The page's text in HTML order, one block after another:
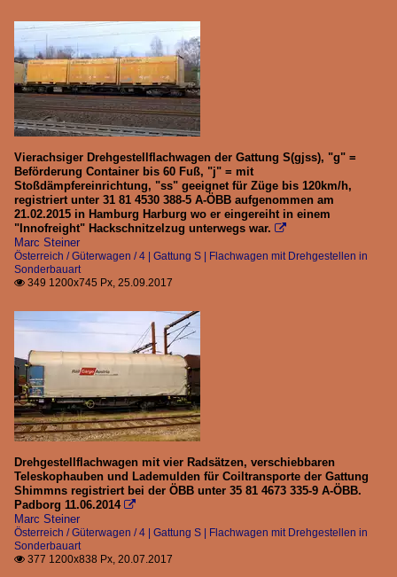
Vierachsiger Drehgestellflachwagen der Gattung S(gjss), "g" =
Beförderung Container bis 60 Fuß, "j" = mit
Stoßdämpfereinrichtung, "ss" geeignet für Züge bis 120km/h,
registriert unter 31 81 4530 388-5 A-ÖBB aufgenommen am
21.02.2015 in Hamburg Harburg wo er eingereiht in einem
"Innofreight" Hackschnitzelzug unterwegs war. 
Marc Steiner
Österreich / Güterwagen / 4 | Gattung S | Flachwagen mit Drehgestellen in
Sonderbauart
 349 1200x745 Px, 25.09.2017
Drehgestellflachwagen mit vier Radsätzen, verschiebbaren
Teleskophauben und Lademulden für Coiltransporte der Gattung
Shimmns registriert bei der ÖBB unter 35 81 4673 335-9 A-ÖBB.
Padborg 11.06.2014 
Marc Steiner
Österreich / Güterwagen / 4 | Gattung S | Flachwagen mit Drehgestellen in
Sonderbauart
 377 1200x838 Px, 20.07.2017